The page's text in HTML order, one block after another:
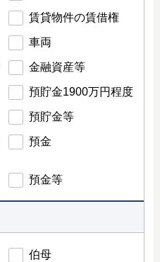
賃貸物件の賃借権
車両
金融資産等
預貯金1900万円程度
預貯金等
預金
預金等
伯母